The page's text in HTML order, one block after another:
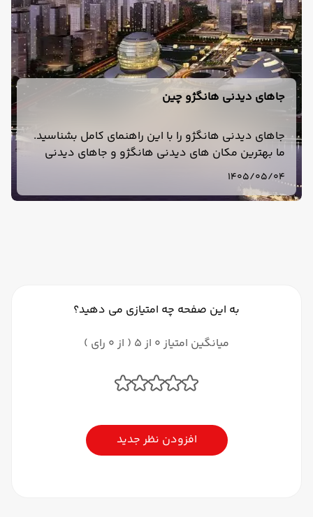
جاهای دیدنی هانگژو چین
جاهای دیدنی هانگژو را با این راهنمای کامل بشناسید.
ما بهترین مکان های دیدنی هانگژو و جاهای دیدنی
اطراف دریاچه وست هانگژو را برای سفری رویایی
معرفی کرده‌ایم.
1405/05/04
به این صفحه چه امتیازی می دهید؟
میانگین امتیاز 0 از 5 ( از 0 رای )
افزودن نظر جدید